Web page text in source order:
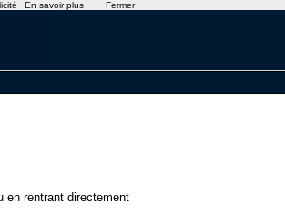
en rentrant directement
En savoir plus Fermer